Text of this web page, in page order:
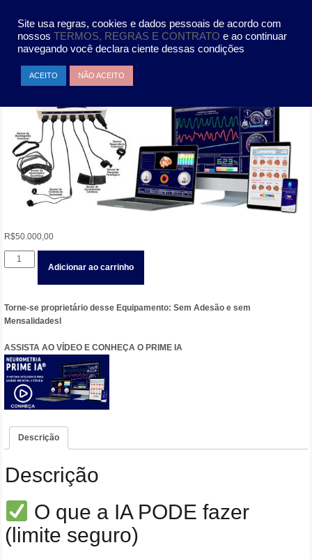
conteúdo
R$50.000,00
EQUIP.
COMPUT.
IA
EMBARCADA
KIT
COM
CABOS
DE
ALTA
quantidade
Adicionar ao carrinho
Torne-se proprietário desse Equipamento: Sem Adesão e sem
Mensalidadesl
ASSISTA AO VÍDEO E CONHEÇA O PRIME IA
Descrição
Descrição
O que a IA PODE fazer
(limite seguro)
Site usa regras, cookies e dados pessoais de acordo com
nossos TERMOS, REGRAS E CONTRATO e ao continuar
navegando você declara ciente dessas condições
ACEITO NÃO ACEITO